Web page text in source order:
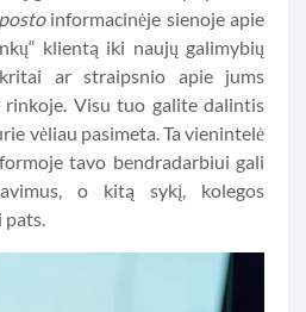
postoinformacinėje sienoje apie
klientą iki naujų galimybių
ar straipsnio apie jums
rinkoje. Visu tuo galite dalintis
vėliau pasimeta. Ta vienintelė
tavo bendradarbiui gali
o kitą sykį, kolegos
pats.